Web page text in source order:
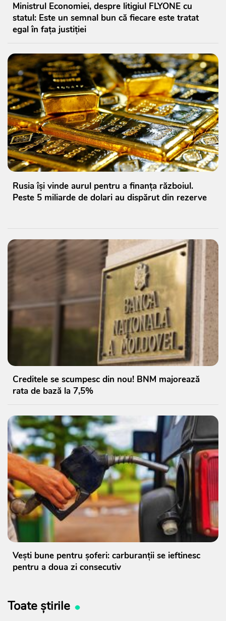
Ministrul Economiei, despre litigiul FLYONE cu
statul: Este un semnal bun că fiecare este tratat
egal în fața justiției
Rusia își vinde aurul pentru a finanța războiul.
Peste 5 miliarde de dolari au dispărut din rezerve
Creditele se scumpesc din nou! BNM majorează
rata de bază la 7,5%
Vești bune pentru șoferi: carburanții se ieftinesc
pentru a doua zi consecutiv
Toate știrile